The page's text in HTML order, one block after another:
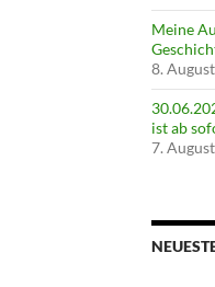
Meine
8.
ist ab
7.